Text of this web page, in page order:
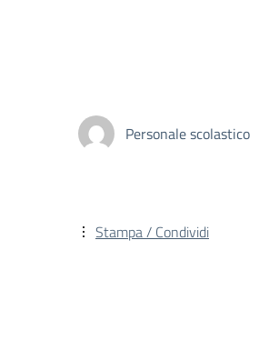
Personale scolastico
Stampa / Condividi